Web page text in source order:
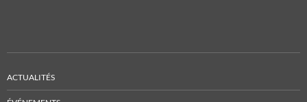
ACTUALITÉS